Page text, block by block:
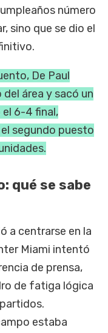
número
sino que se dio el
De Paul
área y sacó un
6-4 final,
segundo puesto
qué se sabe
a centrarse en la
Miami intentó
de prensa,
de fatiga lógica
estaba